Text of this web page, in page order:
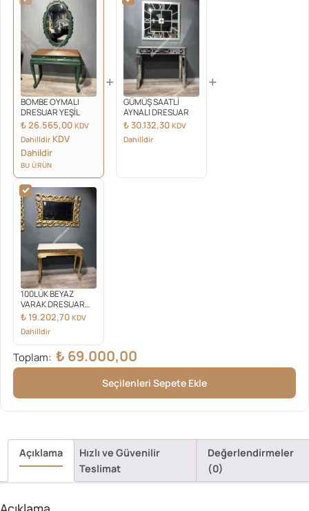
BOMBE OYMALI
DRESUAR YEŞİL
₺26.565,00 KDV
Dahilldir KDV
Dahildir
BU ÜRÜN
+
GÜMÜŞ SAATLİ
AYNALI DRESUAR
₺30.132,30 KDV
Dahilldir
+
100LÜK BEYAZ
VARAK DRESUAR
SET
₺19.202,70 KDV
Dahilldir
Toplam: ₺ 69.000,00
Seçilenleri Sepete Ekle
Açıklama
Hızlı ve Güvenilir
Teslimat
Değerlendirmeler
(0)